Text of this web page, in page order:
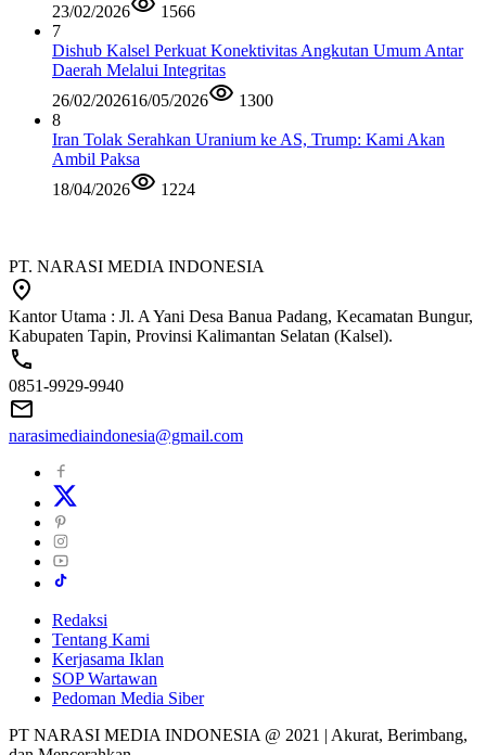
23/02/2026
1566
7
Dishub Kalsel Perkuat Konektivitas Angkutan Umum Antar
Daerah Melalui Integritas
26/02/202616/05/2026
1300
8
Iran Tolak Serahkan Uranium ke AS, Trump: Kami Akan
Ambil Paksa
18/04/2026
1224
PT. NARASI MEDIA INDONESIA
Kantor Utama : Jl. A Yani Desa Banua Padang, Kecamatan Bungur,
Kabupaten Tapin, Provinsi Kalimantan Selatan (Kalsel).
0851-9929-9940
narasimediaindonesia@gmail.com
Redaksi
Tentang Kami
Kerjasama Iklan
SOP Wartawan
Pedoman Media Siber
PT NARASI MEDIA INDONESIA @ 2021 | Akurat, Berimbang,